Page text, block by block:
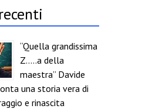
“Quella grandissima
Z…..a della
maestra” Davide
una storia vera di
e rinascita